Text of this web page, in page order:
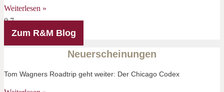
Weiterlesen »
Zum R&M Blog
Neuerscheinungen
Tom Wagners Roadtrip geht weiter: Der Chicago Codex